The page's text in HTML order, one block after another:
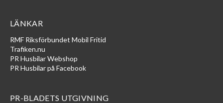
LÄNKAR
RMF Riksförbundet Mobil Fritid
Trafiken.nu
PR Husbilar Webshop
PR Husbilar på Facebook
PR-BLADETS UTGIVNING